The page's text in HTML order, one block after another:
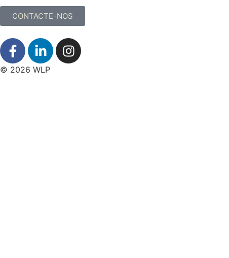
CONTACTE-NOS
© 2026 WLP